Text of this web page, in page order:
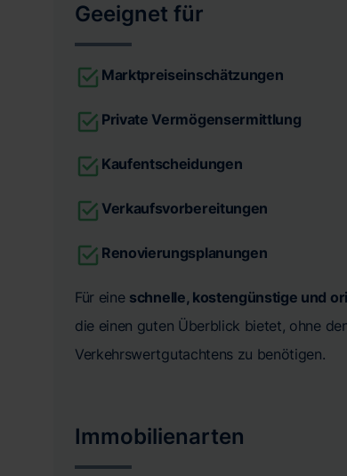
Geeignet für
Marktpreiseinschätzungen
Private Vermögensermittlung
Kaufentscheidungen
Verkaufsvorbereitungen
Renovierungsplanungen
Für eine schnelle, kostengünstige und
die einen guten Überblick bietet, ohne
Verkehrswertgutachtens zu benötigen.
Immobilienarten